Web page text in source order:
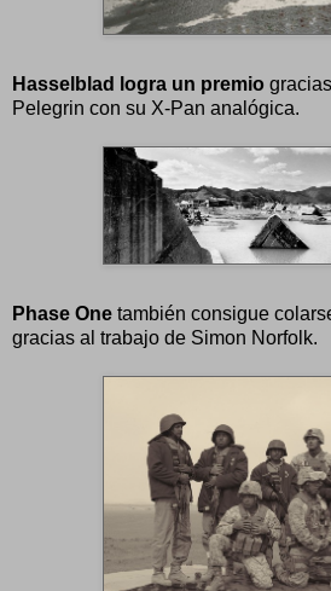
Hasselblad logra un premio
Pelegrin con su X-Pan analógica.
Phase One también consigue
gracias al trabajo de Simon Norfolk.